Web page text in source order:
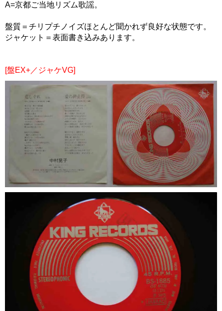
A=京都ご当地リズム歌謡。
盤質＝チリプチノイズほとんど聞かれず良好な状態です。
ジャケット＝表面書き込みあります。
[盤EX+／ジャケVG]